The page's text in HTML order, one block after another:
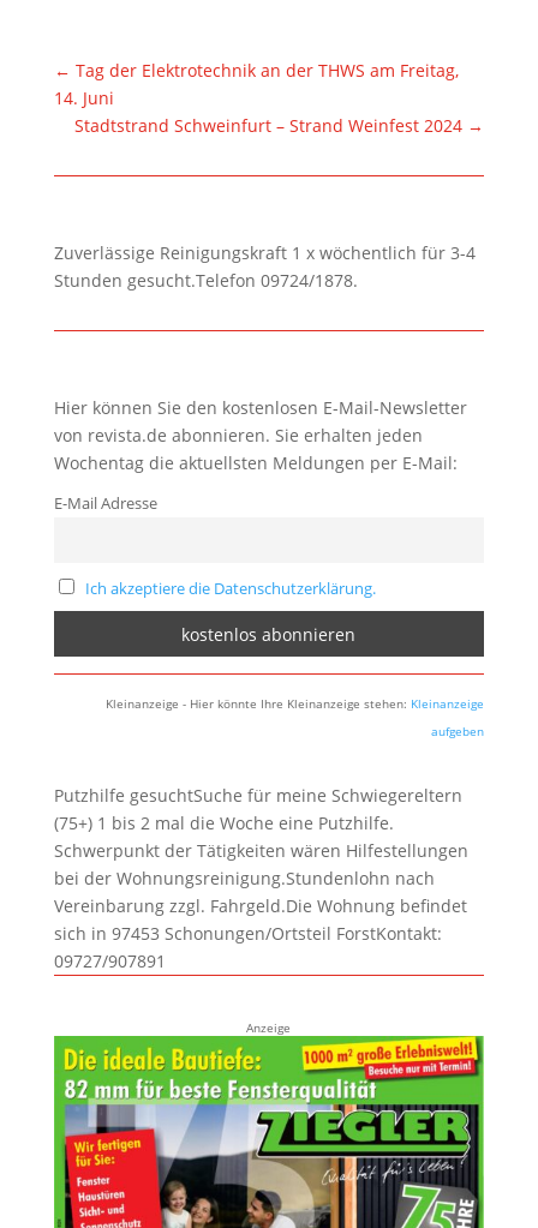
← Tag der Elektrotechnik an der THWS am Freitag,
14. Juni
Stadtstrand Schweinfurt – Strand Weinfest 2024 →
Zuverlässige Reinigungskraft 1 x wöchentlich für 3-4
Stunden gesucht.Telefon 09724/1878.
Hier können Sie den kostenlosen E-Mail-Newsletter
von revista.de abonnieren. Sie erhalten jeden
Wochentag die aktuellsten Meldungen per E-Mail:
E-Mail Adresse
Ich akzeptiere die Datenschutzerklärung.
Kleinanzeige - Hier könnte Ihre Kleinanzeige stehen: Kleinanzeige
aufgeben
Putzhilfe gesuchtSuche für meine Schwiegereltern
(75+) 1 bis 2 mal die Woche eine Putzhilfe.
Schwerpunkt der Tätigkeiten wären Hilfestellungen
bei der Wohnungsreinigung.Stundenlohn nach
Vereinbarung zzgl. Fahrgeld.Die Wohnung befindet
sich in 97453 Schonungen/Ortsteil ForstKontakt:
09727/907891
Anzeige